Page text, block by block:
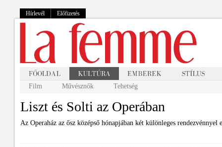
Hírlevél Előfizetés
Film Művésznők Tehetség
Liszt és Solti az Operában
Az Operaház az ősz középső hónapjában két különleges rendezvénnyel